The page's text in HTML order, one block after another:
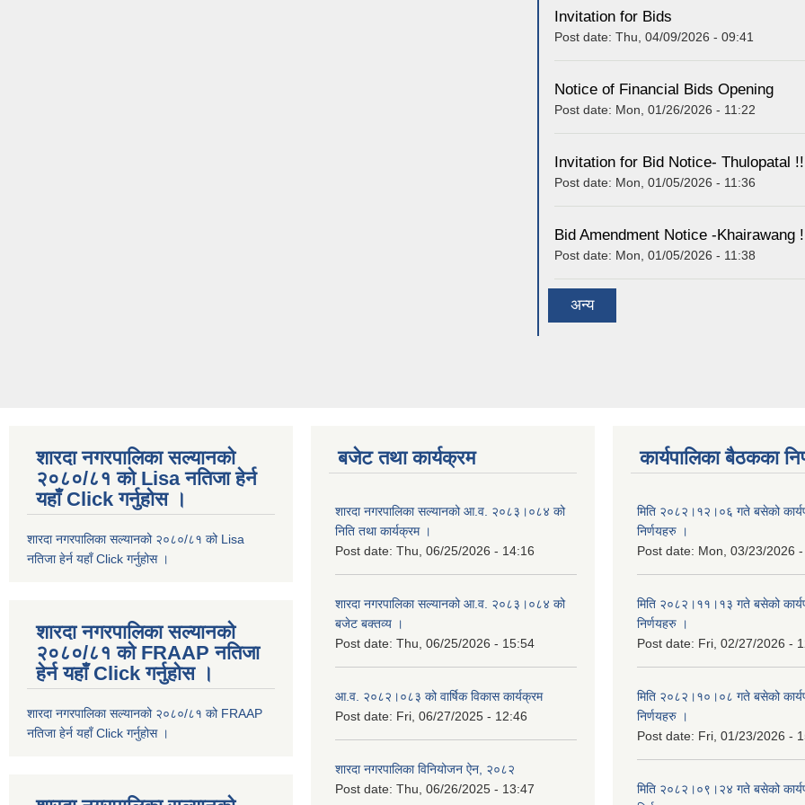
Invitation for Bids
Post date: Thu, 04/09/2026 - 09:41
Notice of Financial Bids Opening
Post date: Mon, 01/26/2026 - 11:22
Invitation for Bid Notice- Thulopatal
Post date: Mon, 01/05/2026 - 11:36
Bid Amendment Notice -Khairawang
Post date: Mon, 01/05/2026 - 11:38
अन्य
शारदा नगरपालिका सल्यानको
२०८०/८१ को Lisa नतिजा हेर्न
यहाँ Click गर्नुहोस ।
शारदा नगरपालिका सल्यानको २०८०/८१ को Lisa
नतिजा हेर्न यहाँ Click गर्नुहोस ।
शारदा नगरपालिका सल्यानको
२०८०/८१ को FRAAP नतिजा
हेर्न यहाँ Click गर्नुहोस ।
शारदा नगरपालिका सल्यानको २०८०/८१ को FRAAP
नतिजा हेर्न यहाँ Click गर्नुहोस ।
बजेट तथा कार्यक्रम
शारदा नगरपालिका सल्यानको आ.व. २०८३।०८४ को
निति तथा कार्यक्रम ।
Post date: Thu, 06/25/2026 - 14:16
शारदा नगरपालिका सल्यानको आ.व. २०८३।०८४ को
बजेट बक्तव्य ।
Post date: Thu, 06/25/2026 - 15:54
आ.व. २०८२।०८३ को वार्षिक विकास कार्यक्रम
Post date: Fri, 06/27/2025 - 12:46
शारदा नगरपालिका विनियोजन ऐन, २०८२
Post date: Thu, 06/26/2025 - 13:47
कार्यपालिका बैठकका
मिति २०८२।१२।०६ गते बसेको
निर्णयहरु ।
Post date: Mon, 03/23/2026
मिति २०८२।११।१३ गते बसेको
निर्णयहरु ।
Post date: Fri, 02/27/2026 -
मिति २०८२।१०।०८ गते बसेको
निर्णयहरु ।
Post date: Fri, 01/23/2026 -
मिति २०८२।०९।२४ गते बसेको